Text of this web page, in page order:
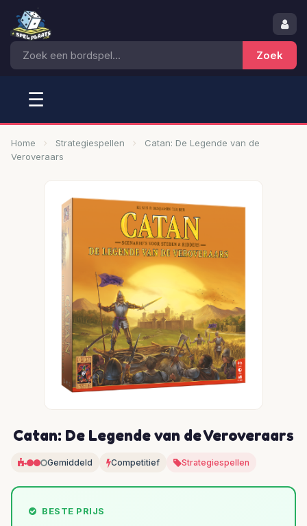
☰
Home Strategiespellen
Catan: De Legende van de
Veroveraars
Catan: De Legende van de Veroveraars
Gemiddeld Competitief Strategiespellen
BESTE PRIJS